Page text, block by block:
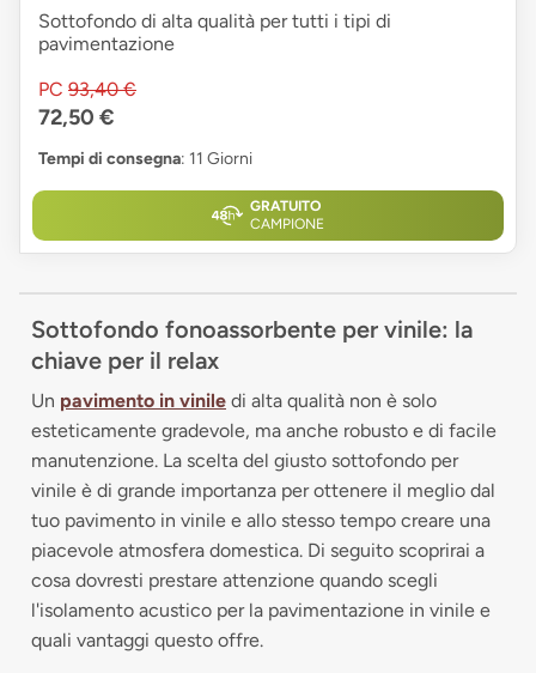
Sottofondo di alta qualità per tutti i tipi di
pavimentazione
PC 93,40 €
72,50 €
Tempi di consegna: 11 Giorni
GRATUITO
CAMPIONE
Sottofondo fonoassorbente per vinile: la
chiave per il relax
Un pavimento in vinile di alta qualità non è solo
esteticamente gradevole, ma anche robusto e di facile
manutenzione. La scelta del giusto sottofondo per
vinile è di grande importanza per ottenere il meglio dal
tuo pavimento in vinile e allo stesso tempo creare una
piacevole atmosfera domestica. Di seguito scoprirai a
cosa dovresti prestare attenzione quando scegli
l'isolamento acustico per la pavimentazione in vinile e
quali vantaggi questo offre.